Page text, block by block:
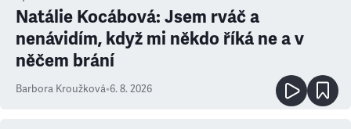
Natálie Kocábová: Jsem rváč a
nenávidím, když mi někdo říká ne a v
něčem brání
Barbora Kroužková•6. 8. 2026